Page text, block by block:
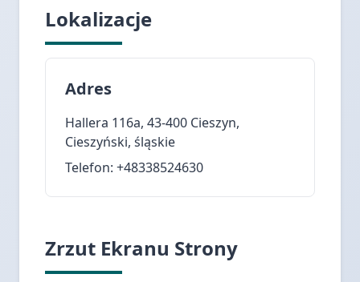
Lokalizacje
Adres
Hallera 116a, 43-400 Cieszyn,
Cieszyński, śląskie
Telefon: +48338524630
Zrzut Ekranu Strony